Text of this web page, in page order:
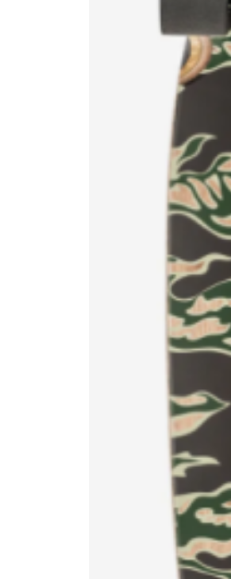
Skate Bags & Cases
MEDIA & PROJECTS
LIBE BRAND UNIVS.
INDEPENDENT
HEATED